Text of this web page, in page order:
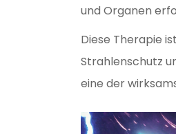
und Organen
Diese Therapie
Strahlenschutz
eine der